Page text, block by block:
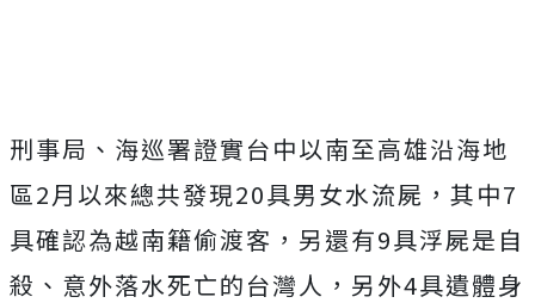
刑事局、海巡署證實台中以南至高雄沿海地
區2月以來總共發現20具男女水流屍，其中7
具確認為越南籍偷渡客，另還有9具浮屍是自
殺、意外落水死亡的台灣人，另外4具遺體身